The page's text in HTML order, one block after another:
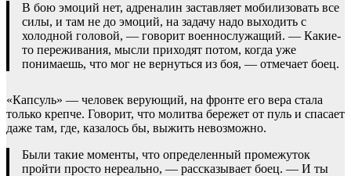
В бою эмоций нет, адреналин заставляет мобилизовать все
силы, и там не до эмоций, на задачу надо выходить с
холодной головой, — говорит военнослужащий. — Какие-
то переживания, мысли приходят потом, когда уже
понимаешь, что мог не вернуться из боя, — отмечает боец.
«Капсуль» — человек верующий, на фронте его вера стала
только крепче. Говорит, что молитва бережет от пуль и спасает
даже там, где, казалось бы, выжить невозможно.
Были такие моменты, что определенный промежуток
пройти просто нереально, — рассказывает боец. — И ты